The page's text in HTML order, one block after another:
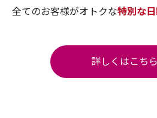
全てのお客様がオトクな特別な日
詳しくはこち